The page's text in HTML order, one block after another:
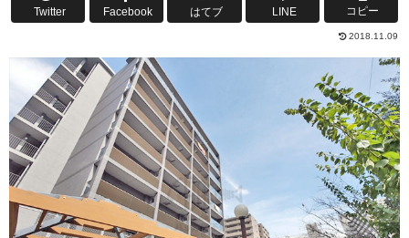
Twitter Facebook はてブ LINE コピー
2018.11.09